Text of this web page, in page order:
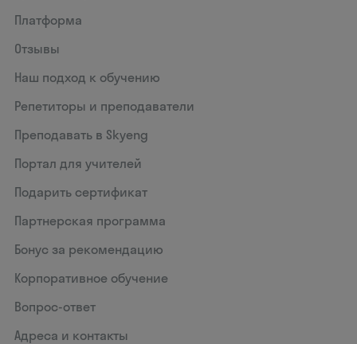
Платформа
Отзывы
Наш подход к обучению
Репетиторы и преподаватели
Преподавать в Skyeng
Портал для учителей
Подарить сертификат
Партнерская программа
Бонус за рекомендацию
Корпоративное обучение
Вопрос-ответ
Адреса и контакты